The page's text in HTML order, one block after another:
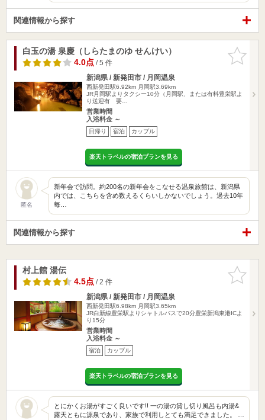
関連情報から探す
お気に入
りに追加
白玉の湯 泉慶（しらたまのゆ せんけい）
4.0点/ 5 件
新潟県 / 新発田市 / 月岡温泉
西新発田駅6.92km 月岡駅3.69km
JR月岡駅よりタクシー10分（月岡駅、または有料豊栄駅よ
り送迎有 要…
営業時間
入浴料金 ～
日帰り 宿泊 カップル
楽天トラベルの宿泊プランを見る
匿名
新年会で訪問。約200名の新年会をこなせる温泉旅館は、新潟県
内では、こちらを含め数えるくらいしかないでしょう。過去10年
毎…
関連情報から探す
お気に入
りに追加
村上館 湯伝
4.5点/ 2 件
新潟県 / 新発田市 / 月岡温泉
西新発田駅6.98km 月岡駅3.65km
JR白新線豊栄駅よりシャトルバスで20分豊栄新潟東港ICよ
り15分
営業時間
入浴料金 ～
宿泊 カップル
楽天トラベルの宿泊プランを見る
とにかくお湯がすごく良いです!! 一の湯の貸し切り風呂も内湯&
露天ともに源泉であり、家族で利用しとても満足できました。 …